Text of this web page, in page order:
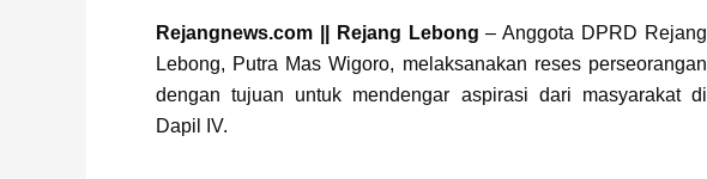
Rejangnews.com || Rejang Lebong – Anggota DPRD Rejang
Lebong, Putra Mas Wigoro, melaksanakan reses perseorangan
dengan tujuan untuk mendengar aspirasi dari masyarakat di
Dapil IV.
Page
, Page